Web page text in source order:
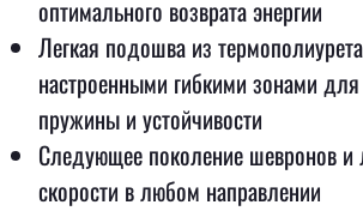
оптимального возврата энергии
Легкая подошва из
настроенными гибкими зонами
пружины и устойчивости
Следующее поколение шевронов и
скорости в любом направлении